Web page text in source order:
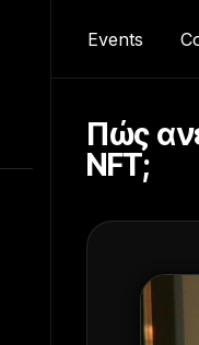
Events
Πώς
NFT;